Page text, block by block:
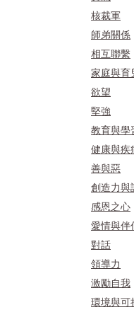
核裁軍
師弟關係
相互聯繫
家庭與育
欲望
堅強
教育與學
健康與疾
善與惡
創造力與
感恩之心
愛情與伴
對話
領導力
激勵自我
環境與可